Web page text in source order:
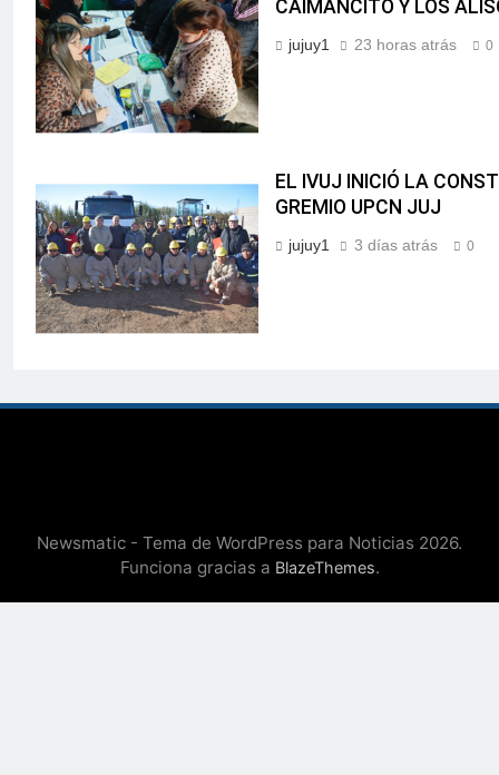
CAIMANCITO Y LOS
jujuy1 23 horas atrás 0
EL IVUJ INICIÓ LA
GREMIO UPCN JUJ
jujuy1 3 días atrás 0
Newsmatic - Tema de WordPress para Noticias 2026.
Funciona gracias a BlazeThemes.